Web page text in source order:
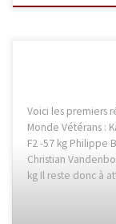
Voici les premiers
Monde Vétérans :
F2 -57 kg Philippe
Christian
kg Il reste donc à